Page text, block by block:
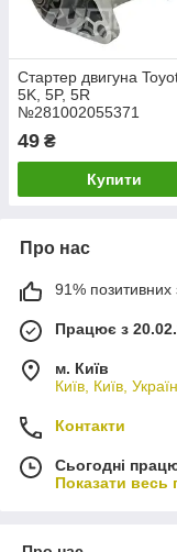
Стартер двигуна
5K, 5P, 5R
№281002055371
49 ₴
Купити
Про нас
91% позитивних
Працює з
м. Київ
Київ, Київ,
Контакти
Сьогодні
Показати весь